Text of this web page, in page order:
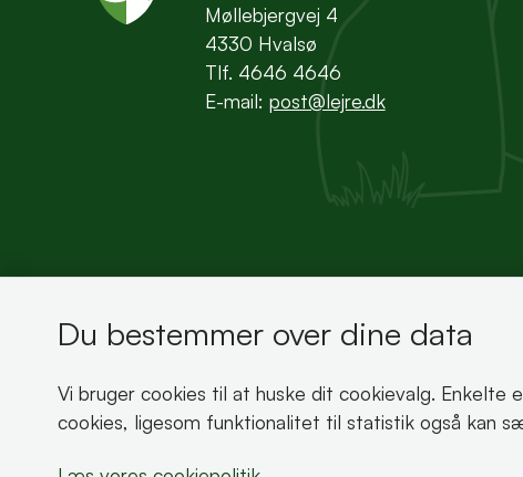
Møllebjergvej 4
4330 Hvalsø
Tlf. 4646 4646
E-mail: post@lejre.dk
Bemærk!
Dette indhold kræver cookies for at blive vist
Læs vores cookiepolitik
Du bestemmer over dine data
Vi bruger cookies til at huske dit cookievalg.
cookies, ligesom funktionalitet til statistik også kan